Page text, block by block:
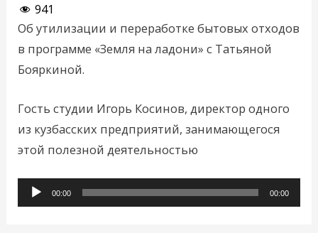
941
Об утилизации и переработке бытовых отходов
в программе «Земля на ладони» с Татьяной
Бояркиной.
Гость студии Игорь Косинов, директор одного
из кузбасских предприятий, занимающегося
этой полезной деятельностью
Аудиоплеер
00:00 00:00